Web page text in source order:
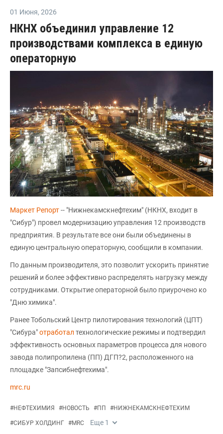
01 Июня, 2026
НКНХ объединил управление 12
производствами комплекса в единую
операторную
Маркет Репорт-- "Нижнекамскнефтехим" (НКНХ, входит в
"Сибур") провел модернизацию управления 12 производств
предприятия. В результате все они были объединены в
единую центральную операторную, сообщили в компании.
По данным производителя, это позволит ускорить принятие
решений и более эффективно распределять нагрузку между
сотрудниками. Открытие операторной было приурочено ко
"Дню химика".
Ранее Тобольский Центр пилотирования технологий (ЦПТ)
"Сибура"отработал технологические режимы и подтвердил
эффективность основных параметров процесса для нового
завода полипропилена (ПП) ДГП?2, расположенного на
площадке "Запсибнефтехима".
mrc.ru
#НЕФТЕХИМИЯ #НОВОСТЬ #ПП #НИЖНЕКАМСКНЕФТЕХИМ
#СИБУР ХОЛДИНГ #MRC Еще 1